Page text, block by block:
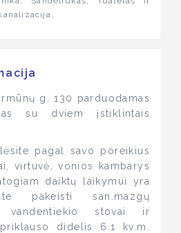
g. 130 parduodamas
su dviem įstiklintais
pagal savo poreikius
virtuvė, vonios kambarys
daiktų laikymui yra
pakeisti san.mazgų
vandentiekio stovai ir
didelis 6.1 kv.m.